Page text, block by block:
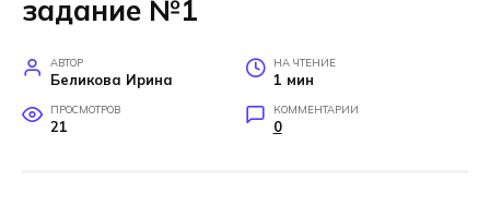
задание №1
АВТОР
Беликова Ирина
НА ЧТЕНИЕ
1 мин
ПРОСМОТРОВ
21
КОММЕНТАРИИ
0